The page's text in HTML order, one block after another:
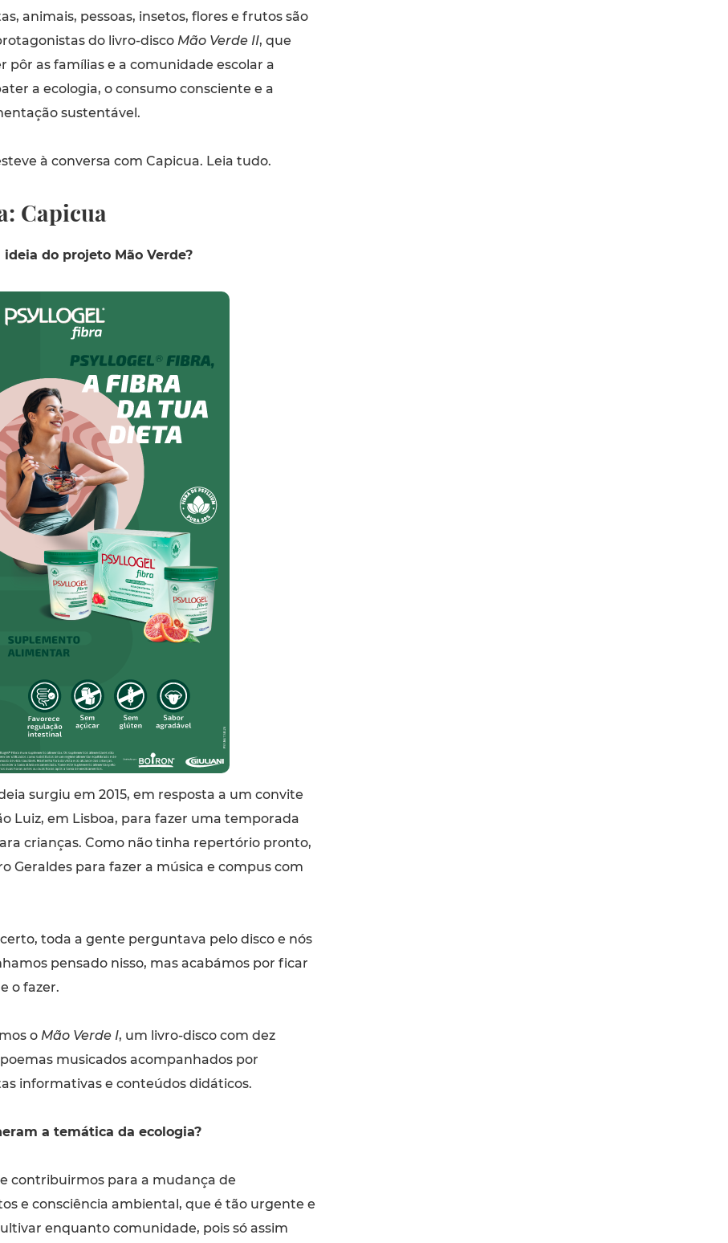
animais, pessoas, insetos, flores e frutos são
do livro-disco Mão Verde II, que
pôr as famílias e a comunidade escolar a
a ecologia, o consumo consciente e a
sustentável.
à conversa com Capicua. Leia tudo.
Capicua
do projeto Mão Verde?
surgiu em 2015, em resposta a um convite
Luiz, em Lisboa, para fazer uma temporada
crianças. Como não tinha repertório pronto,
Geraldes para fazer a música e compus com
toda a gente perguntava pelo disco e nós
pensado nisso, mas acabámos por ficar
o fazer.
o Mão Verde I, um livro-disco com dez
musicados acompanhados por
informativas e conteúdos didáticos.
a temática da ecologia?
contribuirmos para a mudança de
e consciência ambiental, que é tão urgente e
enquanto comunidade, pois só assim